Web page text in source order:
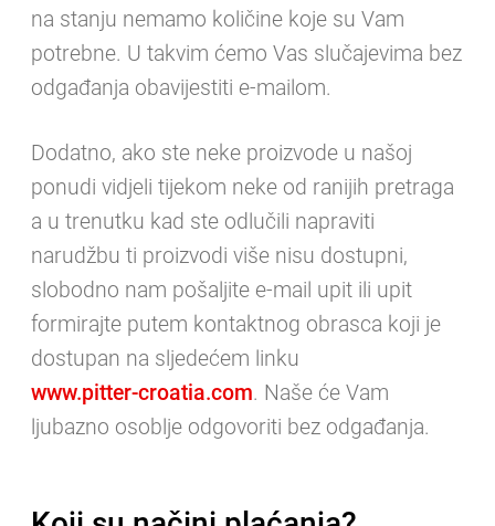
na stanju nemamo količine koje su Vam
potrebne. U takvim ćemo Vas slučajevima bez
odgađanja obavijestiti e-mailom.
Dodatno, ako ste neke proizvode u našoj
ponudi vidjeli tijekom neke od ranijih pretraga
a u trenutku kad ste odlučili napraviti
narudžbu ti proizvodi više nisu dostupni,
slobodno nam pošaljite e-mail upit ili upit
formirajte putem kontaktnog obrasca koji je
dostupan na sljedećem linku
www.pitter-croatia.com. Naše će Vam
ljubazno osoblje odgovoriti bez odgađanja.